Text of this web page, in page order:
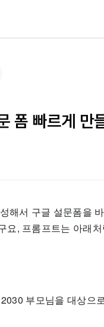
폼 빠르게 만
해서 구글 설문폼을
요, 프롬프트는 아래
부모님을 대상으